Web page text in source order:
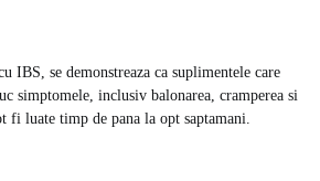
IBS, se demonstreaza ca suplimentele care
simptomele, inclusiv balonarea, cramperea si
fi luate timp de pana la opt saptamani.